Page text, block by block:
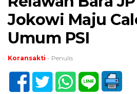
Jokowi Maju
Umum PSI
Koransakti - Penulis